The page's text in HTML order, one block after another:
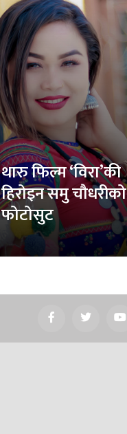
थारु फिल्म ‘विरा’की
हिरोइन समु चौधरीको
फोटोसुट